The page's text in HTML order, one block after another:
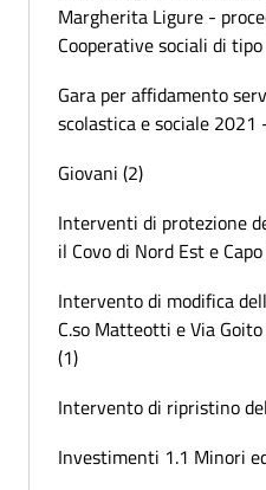
Margherita Ligure -
Cooperative sociali di
Gara per affidamento
scolastica e sociale 2021
Giovani (2)
Interventi di protezione
il Covo di Nord Est e
Intervento di modifica
C.so Matteotti e Via
(1)
Intervento di ripristino
Investimenti 1.1 Minori